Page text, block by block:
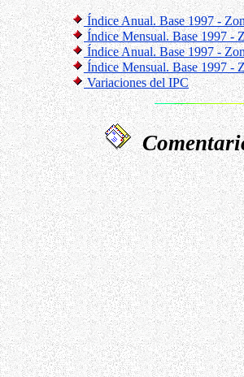
Índice Anual. Base 1997 -
Índice Mensual. Base 1997 -
Índice Anual. Base 1997 -
Índice Mensual. Base 1997 -
Variaciones del IPC